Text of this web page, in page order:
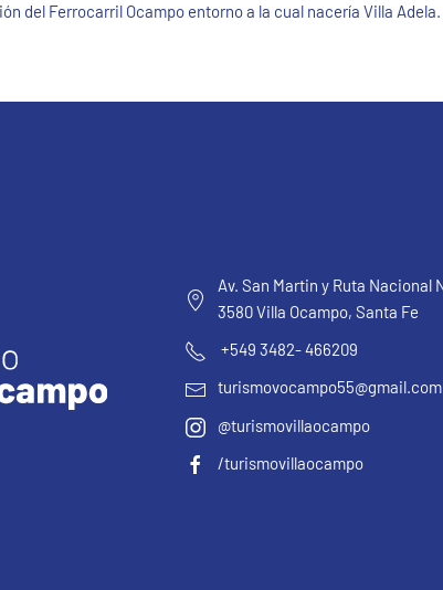
del Ferrocarril Ocampo entorno a la cual nacería Villa Adela.
Av. San Martin y Ruta Nacional
3580 Villa Ocampo, Santa Fe
+549 3482- 466209
turismovocampo55@gmail.com
@turismovillaocampo
/turismovillaocampo